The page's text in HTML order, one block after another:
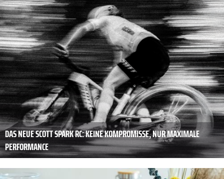
DAS NEUE SCOTT SPARK RC: KEINE KOMPROMISSE, NUR MAXIMALE
PERFORMANCE